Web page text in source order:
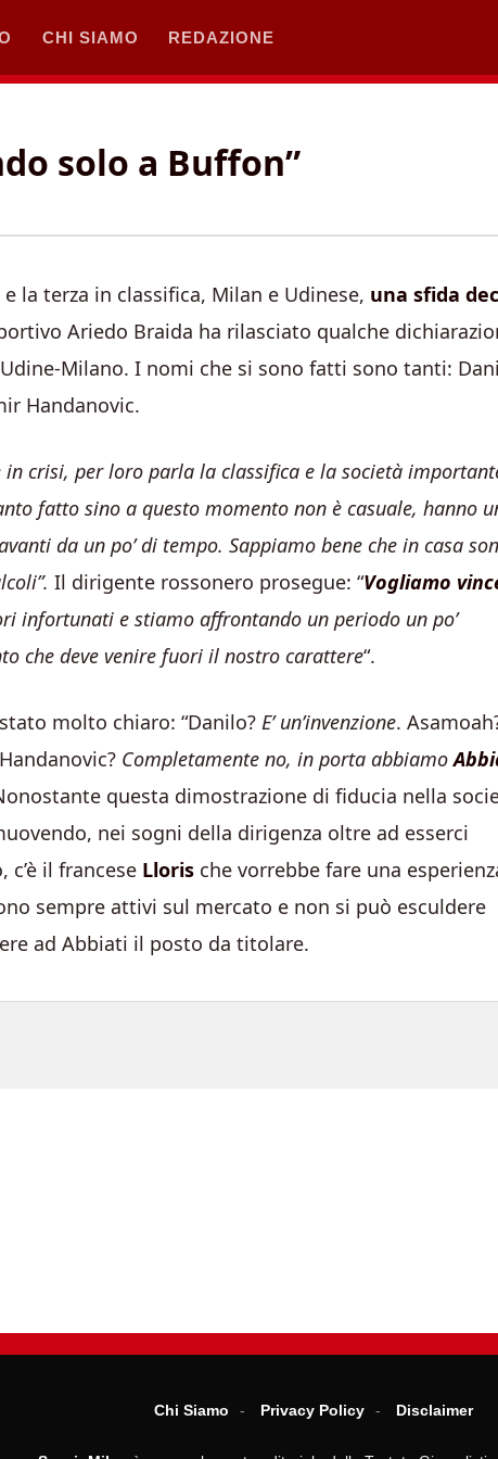
CHI SIAMO REDAZIONE
solo a Buffon”
la terza in classifica, Milan e Udinese, una sfida
Ariedo Braida ha rilasciato qualche
Milano. I nomi che si sono fatti sono tanti:
Handanovic.
crisi, per loro parla la classifica e la società
fatto sino a questo momento non è casuale, hanno
da un po’ di tempo. Sappiamo bene che in casa
Il dirigente rossonero prosegue: “Vogliamo
infortunati e stiamo affrontando un periodo un po’
che deve venire fuori il nostro carattere“.
molto chiaro: “Danilo? E’ un’invenzione.
Completamente no, in porta abbiamo
questa dimostrazione di fiducia nella
nei sogni della dirigenza oltre ad esserci
il francese Lloris che vorrebbe fare una
sempre attivi sul mercato e non si può esculdere
ad Abbiati il posto da titolare.
Chi Siamo Privacy Policy Disclaimer